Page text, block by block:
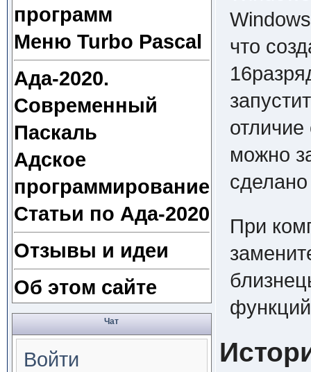
программ
Меню Turbo Pascal
Ада-2020.
Современный
Паскаль
Адское
программирование
Статьи по Ада-2020
Отзывы и идеи
Об этом сайте
Чат
Войти
что
можно
При